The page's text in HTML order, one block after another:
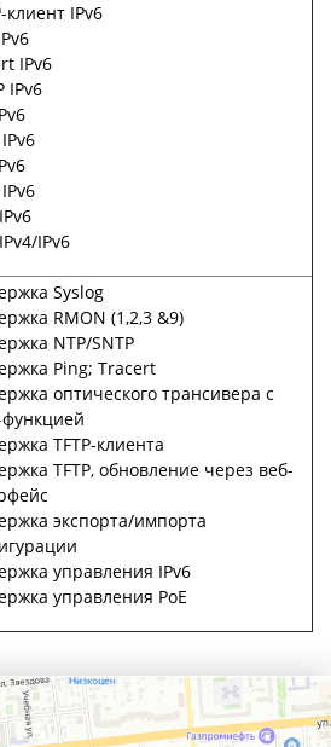
клиент IPv6
IPv6
IPv6
IPv6
Syslog
RMON (1,2,3 &9)
NTP/SNTP
Ping; Tracert
оптического трансивера с
TFTP-клиента
TFTP, обновление через веб-
экспорта/импорта
управления IPv6
управления PoE